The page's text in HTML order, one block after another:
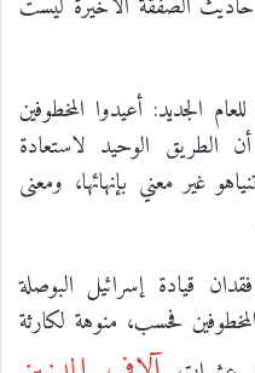
الجديد: أعيدوا المخطوفين
الطريق الوحيد لاستعادة
غير معني بإنهائها، ومعنى
قيادة إسرائيل البوصلة
فحسب، منوهة لكارثة